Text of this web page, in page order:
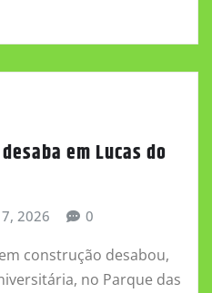
em Lucas do
2026 0
construção desabou,
no Parque das